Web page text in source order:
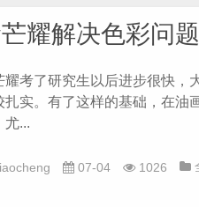
耀解决色彩问
耀考了研究生以后进步很快，
扎实。有了这样的基础，在油
尤...
07-04 1026